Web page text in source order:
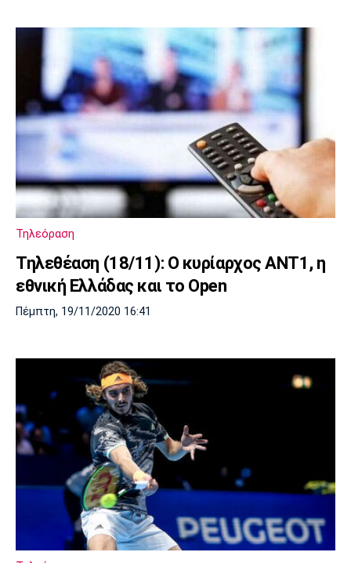
Τηλεόραση
Τηλεθέαση (18/11): Ο κυρίαρχος ANT1, η
εθνική Ελλάδας και το Open
Πέμπτη, 19/11/2020 16:41